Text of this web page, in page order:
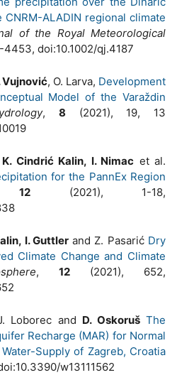
ALADIN regional climate
of the Royal Meteorological
doi:10.1002/qj.4187
Vujnović, O. Larva, Development
Model of the Varaždin
, 8 (2021), 19, 13
K. Cindrić Kalin, I. Nimac et al.
for the PannEx Region
12 (2021), 1-18,
I. Guttlerand Z. Pasarić Dry
Climate Change and Climate
, 12 (2021), 652,
Loborec and D. Oskoruš The
Recharge (MAR) for Normal
Supply of Zagreb, Croatia
w13111562